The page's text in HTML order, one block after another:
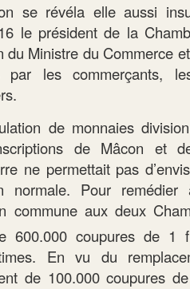
se révéla elle aussi
le président de la
du Ministre du Commerce
par les commerçants,
de monnaies
de Mâcon et
ne permettait pas
normale. Pour
commune aux deux
600.000 coupures de 1
En vu du
de 100.000 coupures